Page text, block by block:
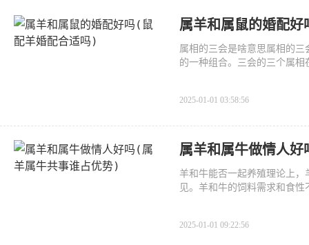
属羊和属鼠的婚配
属相的三会是啥意思属相的
的一种组合。三会的三个属
2025-01-01 03:58:56
属羊和属牛做情人
羊和牛能否一起养殖理论上
见。羊和牛的饲料需求和食
2025-01-01 09:22:56